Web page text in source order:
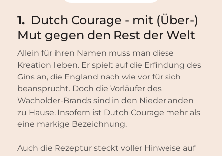
1. Dutch Courage - mit (Über-)
Mut gegen den Rest der Welt
Allein für ihren Namen muss man diese
Kreation lieben. Er spielt auf die Erfindung des
Gins an, die England nach wie vor für sich
beansprucht. Doch die Vorläufer des
Wacholder-Brands sind in den Niederlanden
zu Hause. Insofern ist Dutch Courage mehr als
eine markige Bezeichnung.
Auch die Rezeptur steckt voller Hinweise auf